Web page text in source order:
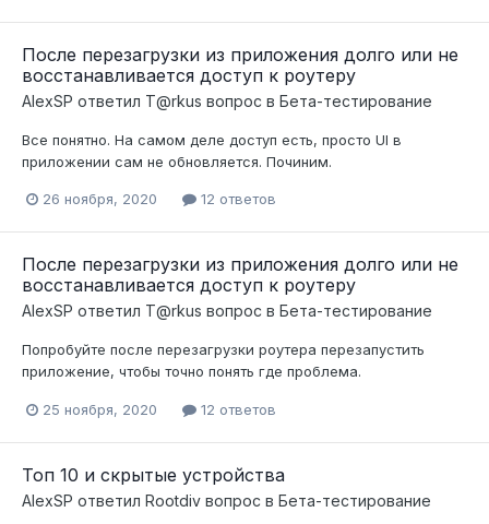
После перезагрузки из приложения долго или не
восстанавливается доступ к роутеру
AlexSP ответил T@rkus вопрос в Бета-тестирование
Все понятно. На самом деле доступ есть, просто UI в
приложении сам не обновляется. Починим.
26 ноября, 2020 12 ответов
После перезагрузки из приложения долго или не
восстанавливается доступ к роутеру
AlexSP ответил T@rkus вопрос в Бета-тестирование
Попробуйте после перезагрузки роутера перезапустить
приложение, чтобы точно понять где проблема.
25 ноября, 2020 12 ответов
Топ 10 и скрытые устройства
AlexSP ответил Rootdiv вопрос в Бета-тестирование